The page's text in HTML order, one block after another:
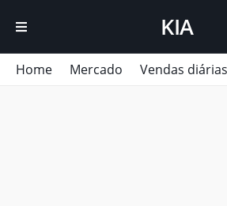
KIA
Home Mercado Vendas diárias